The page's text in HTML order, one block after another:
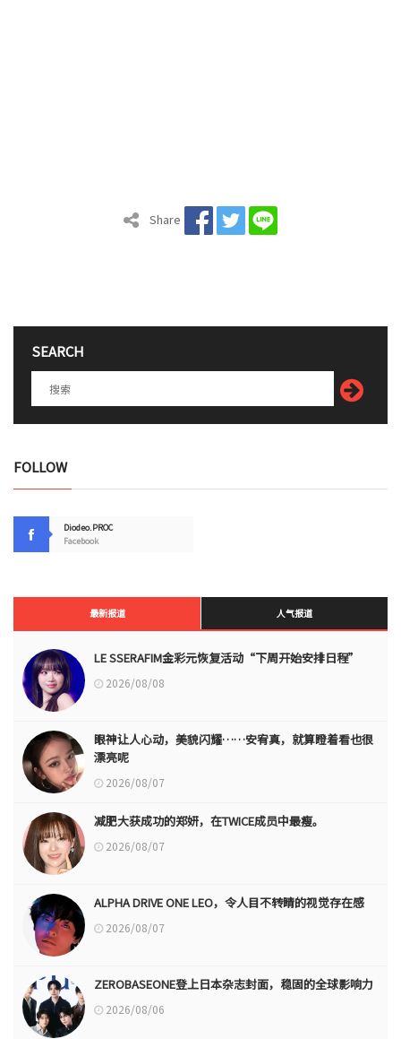
Share
SEARCH
FOLLOW
Diodeo.PROC
Facebook
最新报道 人气报道
LE SSERAFIM金彩元恢复活动“下周开始安排日程”
2026/08/08
眼神让人心动，美貌闪耀……安宥真，就算瞪着看也很
漂亮呢
2026/08/07
减肥大获成功的郑妍，在TWICE成员中最瘦。
2026/08/07
ALPHA DRIVE ONE LEO，令人目不转睛的视觉存在感
2026/08/07
ZEROBASEONE登上日本杂志封面，稳固的全球影响力
2026/08/06